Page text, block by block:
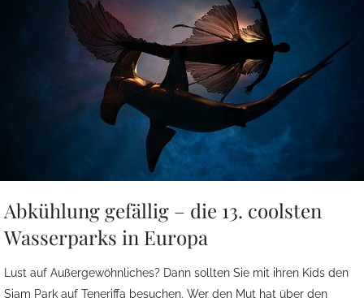
Abkühlung gefällig – die 13. coolsten
Wasserparks in Europa
Lust auf Außergewöhnliches? Dann sollten Sie mit ihren Kids den
Siam Park auf Teneriffa besuchen. Wer den Mut hat über den